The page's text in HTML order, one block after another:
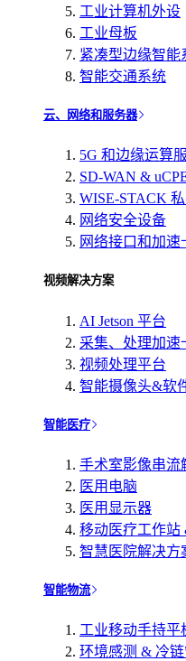
工业计算机外设
工业母板
紧凑型边缘智能
智能交通系统
云、网络和服务器
5G 和边缘运算
SD-WAN &
WISE-STACK
网络安全设备
网络接口和加速
视频解决方案
AI Jetson 平台
采集、处理加速
视频处理平台
智能摄像头&软
智能医疗
手术室影像串流
医用电脑
医用显示器
移动医疗工作站
智慧医院解决方
智能物流
工业移动手持平
环境感测 & 冷